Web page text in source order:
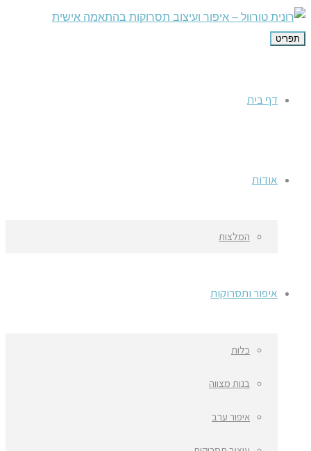
תפריט
דף בית
אודות
המלצות
איפור ותסרוקות
כלות
בנות מצווה
איפור ערב